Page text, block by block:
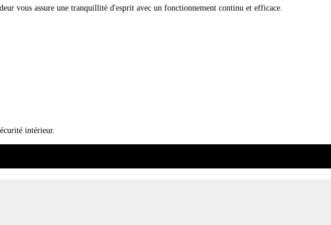
vous assure une tranquillité d'esprit avec un fonctionnement continu et efficace.
intérieur.